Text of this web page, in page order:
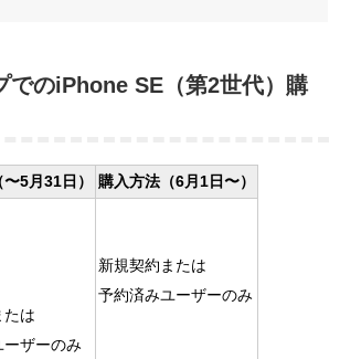
でのiPhone SE（第2世代）購
5月31日）
購入方法（6月1日〜）
たは
ーザーのみ
新規契約または
予約済みユーザーのみ